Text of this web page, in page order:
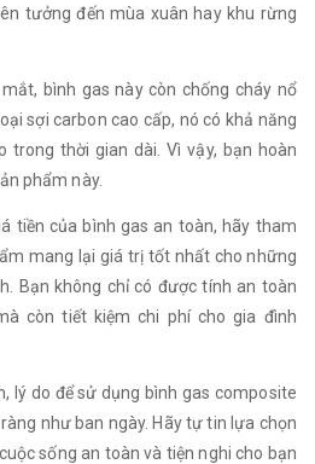
tưởng đến mùa xuân hay khu rừng
bình gas này còn chống cháy nổ
sợi carbon cao cấp, nó có khả năng
trong thời gian dài. Vì vậy, bạn hoàn
phẩm này.
tiền của bình gas an toàn, hãy tham
mang lại giá trị tốt nhất cho những
Bạn không chỉ có được tính an toàn
còn tiết kiệm chi phí cho gia đình
lý do để sử dụng bình gas composite
như ban ngày. Hãy tự tin lựa chọn
sống an toàn và tiện nghi cho bạn